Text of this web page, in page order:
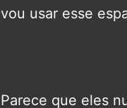
vou usar esse
Parece que eles